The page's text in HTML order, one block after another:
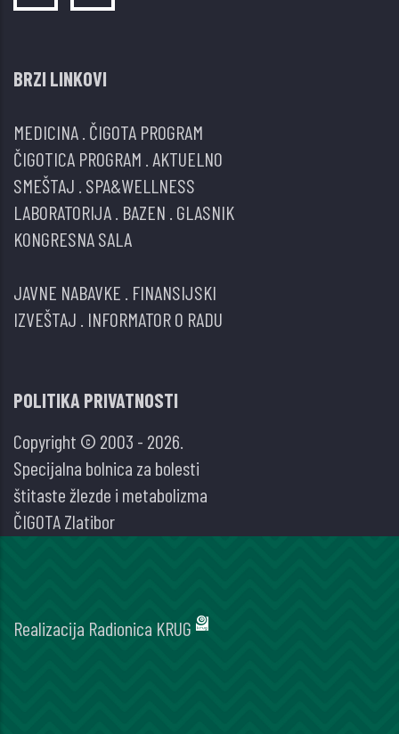
BRZI LINKOVI
MEDICINA ČIGOTA PROGRAM
ČIGOTICA PROGRAM AKTUELNO
SMEŠTAJ SPA&WELLNESS
LABORATORIJA BAZEN GLASNIK
KONGRESNA SALA
JAVNE NABAVKE FINANSIJSKI
IZVEŠTAJ INFORMATOR O RADU
POLITIKA PRIVATNOSTI
Copyright © 2003 - 2026.
Specijalna bolnica za bolesti
štitaste žlezde i metabolizma
ČIGOTA Zlatibor
Realizacija Radionica KRUG